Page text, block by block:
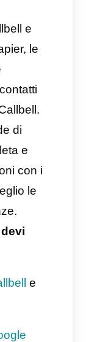
messaggio
nella